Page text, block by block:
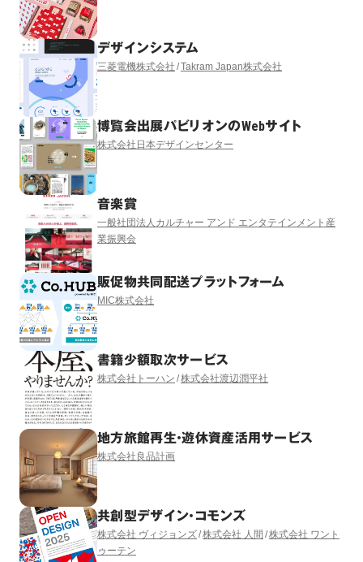
デザインシステム
三菱電機株式会社 Takram Japan株式会社
博覧会出展パビリオンのWebサイト
株式会社日本デザインセンター
音楽賞
一般社団法人カルチャー アンド エンタテインメント産
業振興会
販促物共同配送プラットフォーム
MIC株式会社
書籍少額取次サービス
株式会社トーハン 株式会社渡辺潤平社
地方旅館再生・遊休資産活用サービス
株式会社良品計画
共創型デザイン・コモンズ
株式会社 ヴィジョンズ 株式会社 人間 株式会社 ワント
ゥーテン